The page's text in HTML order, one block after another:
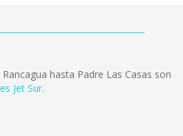
hasta Padre Las Casas son
Jet Sur.